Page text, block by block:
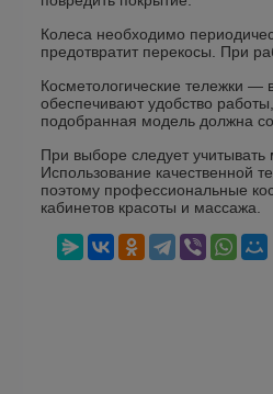
Колеса необходимо
предотвратит перекосы. При
Косметологические тележки —
обеспечивают удобство
подобранная модель должна
При выборе следует
Использование качественной
поэтому профессиональные
кабинетов красоты и массажа.